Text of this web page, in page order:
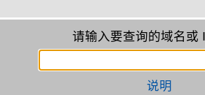
请输入要查询的域名或
说明